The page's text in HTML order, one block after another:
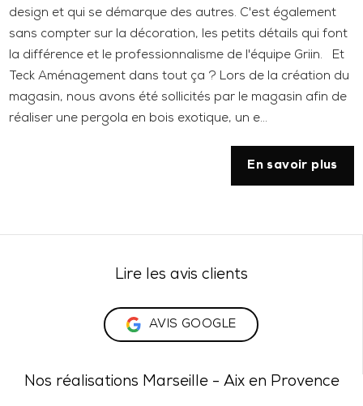
design et qui se démarque des autres. C'est également
sans compter sur la décoration, les petits détails qui font
la différence et le professionnalisme de l'équipe Griin. Et
Teck Aménagement dans tout ça ? Lors de la création du
magasin, nous avons été sollicités par le magasin afin de
réaliser une pergola en bois exotique, un e...
En savoir plus
Lire les avis clients
AVIS GOOGLE
Nos réalisations Marseille - Aix en Provence